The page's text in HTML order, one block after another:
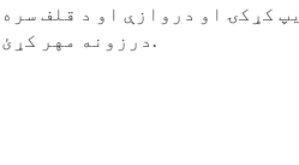
کړکۍ او دروازې او د قلف سره
درزونه مهر کړئ.